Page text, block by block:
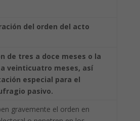
del orden del acto
de tres a doce meses o la
veinticuatro meses, así
especial para el
pasivo.
gravemente el orden en